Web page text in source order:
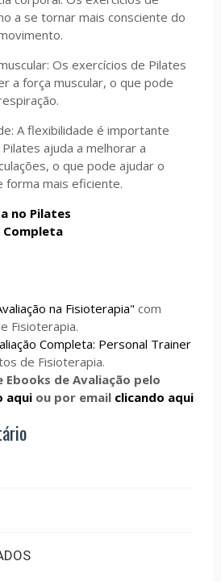
a se tornar mais consciente do
Os exercícios de Pilates
a força muscular, o que pode
A flexibilidade é importante
ajuda a melhorar a
o que pode ajudar o
forma mais eficiente.
no Pilates
Completa
na Fisioterapia" com
Fisioterapia.
Completa: Personal Trainer
de Fisioterapia.
de Avaliação pelo
aqui ou por emailclicando aqui